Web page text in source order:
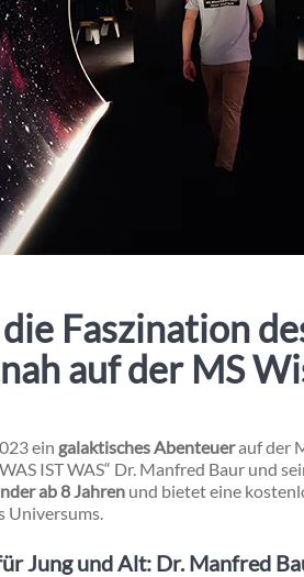
Faszination
auf der MS
ein galaktisches Abenteuerauf der
IST WAS“ Dr. Manfred Baur und
ab 8 Jahren und bietet eine
Universums.
Jung und Alt: Dr. Manfred